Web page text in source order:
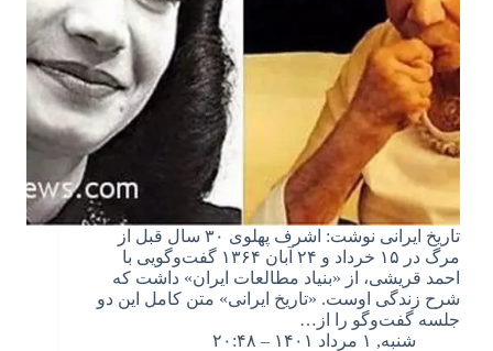
تاریخ ایرانی نوشت: اشرف پهلوی ۳۰ سال قبل از
مرگ در ۱۵ خرداد و ۲۴ آبان ۱۳۶۴ گفت‌وگویی با
احمد قریشی، از «بنیاد مطالعات ایران» داشت که
شرح زندگی اوست. «تاریخ ایرانی» متن کامل این دو
جلسه گفت‌وگو را از…
شنبه, ۱ مرداد ۱۴۰۱ – ۲۰:۴۸